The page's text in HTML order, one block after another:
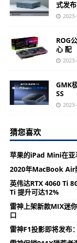
式发布
ROG
心 配
GMK
SS
猜您喜欢
苹果的iPad Mini在亚
2020年MacBook Air
英伟达RTX 4060 Ti
Ti 提升可达12%
雷神上架新款MIX迷
口
雷神F1投影即将发布